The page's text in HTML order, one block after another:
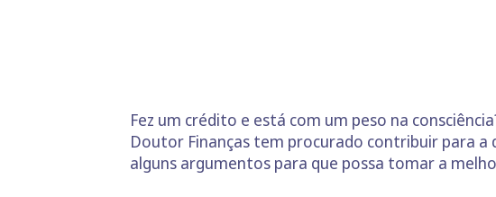
Fez um crédito e está com um peso na
Doutor Finanças tem procurado contribuir para
alguns argumentos para que possa tomar a